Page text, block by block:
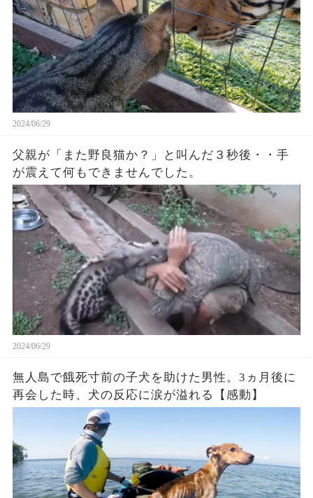
2024/06/29
父親が「また野良猫か？」と叫んだ３秒後・・手
が震えて何もできませんでした。
2024/06/29
無人島で餓死寸前の子犬を助けた男性。3ヵ月後に
再会した時、犬の反応に涙が溢れる【感動】